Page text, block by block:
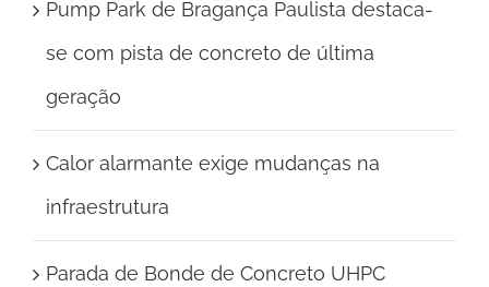
Pump Park de Bragança Paulista destaca-
se com pista de concreto de última
geração
Calor alarmante exige mudanças na
infraestrutura
Parada de Bonde de Concreto UHPC